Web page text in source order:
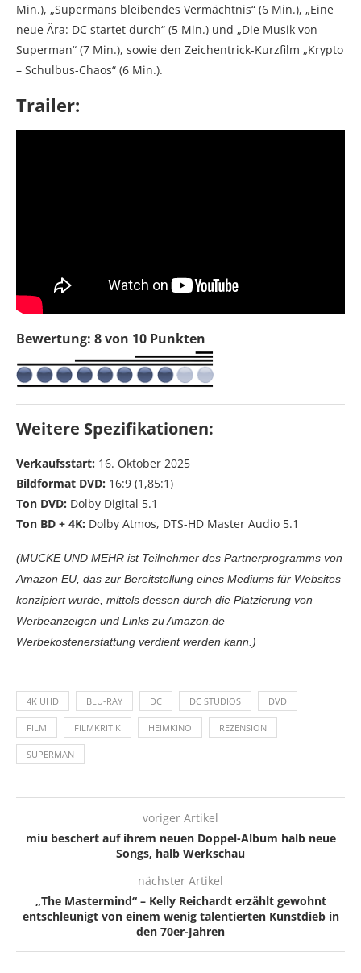
Min.), „Supermans bleibendes Vermächtnis“ (6 Min.), „Eine
neue Ära: DC startet durch“ (5 Min.) und „Die Musik von
Superman“ (7 Min.), sowie den Zeichentrick-Kurzfilm „Krypto
– Schulbus-Chaos“ (6 Min.).
Trailer:
Bewertung: 8 von 10 Punkten
Weitere Spezifikationen:
Verkaufsstart: 16. Oktober 2025
Bildformat DVD: 16:9 (1,85:1)
Ton DVD: Dolby Digital 5.1
Ton BD + 4K: Dolby Atmos, DTS-HD Master Audio 5.1
(MUCKE UND MEHR ist Teilnehmer des Partnerprogramms von
Amazon EU, das zur Bereitstellung eines Mediums für Websites
konzipiert wurde, mittels dessen durch die Platzierung von
Werbeanzeigen und Links zu Amazon.de
Werbekostenerstattung verdient werden kann.)
4K UHD BLU-RAY DC DC STUDIOS DVD
FILM FILMKRITIK HEIMKINO REZENSION
SUPERMAN
voriger Artikel
miu beschert auf ihrem neuen Doppel-Album halb neue
Songs, halb Werkschau
nächster Artikel
„The Mastermind“ – Kelly Reichardt erzählt gewohnt
entschleunigt von einem wenig talentierten Kunstdieb in
den 70er-Jahren